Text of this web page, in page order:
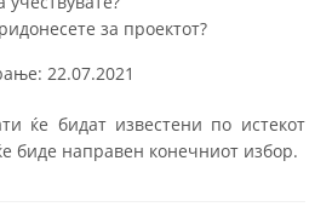
за проектот?
22.07.2021
ќе бидат известени по истекот
биде направен конечниот избор.